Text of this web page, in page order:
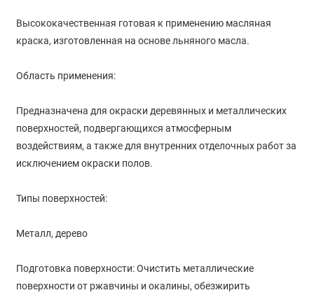
Высококачественная готовая к применению масляная
краска, изготовленная на основе льняного масла.
Область применения:
Предназначена для окраски деревянных и металлических
поверхностей, подвергающихся атмосферным
воздействиям, а также для внутренних отделочных работ за
исключением окраски полов.
Типы поверхностей:
Металл, дерево
Подготовка поверхности: Очистить металлические
поверхности от ржавчины и окалины, обезжирить